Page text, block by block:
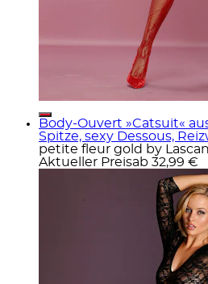
Body-Ouvert »Catsuit«
Spitze, sexy Dessous,
petite fleur gold by
Aktueller Preisab 32,99 €